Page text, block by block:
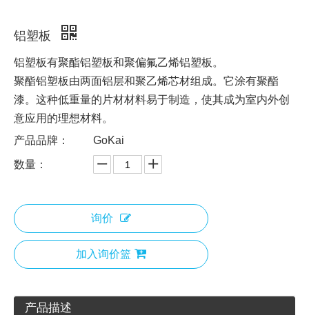
铝塑板
铝塑板有聚酯铝塑板和聚偏氟乙烯铝塑板。
聚酯铝塑板由两面铝层和聚乙烯芯材组成。它涂有聚酯
漆。这种低重量的片材材料易于制造，使其成为室内外创
意应用的理想材料。
产品品牌：
GoKai
数量：
询价
加入询价篮
产品描述